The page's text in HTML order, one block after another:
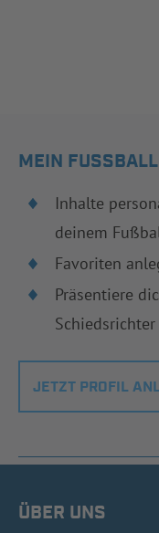
MEIN FUSSBALL
Inhalte
deinem
Favoriten
Präsentiere
Schiedsrichter
JETZT PROFIL
ÜBER UNS